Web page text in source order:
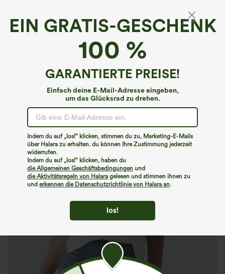
EIN GRATIS-GESCHENK
100 %
GARANTIERTE PREISE!
Einfach deine E-Mail-Adresse eingeben,
um das Glücksrad zu drehen.
Indem du auf „los!“ klicken, stimmen du zu, Marketing-E-Mails
über Halara zu erhalten. du können Ihre Zustimmung jederzeit
widerrufen.
Indem du auf „los!“ klicken, haben du
die Allgemeinen Geschäftsbedingungen und
die Aktivitätsregeln von Halara gelesen und stimmen ihnen zu
und erkennen die Datenschutzrichtlinie von Halara an.
los!
Lässiges Kurzarm-T-Shirt mit V-Ausschnitt